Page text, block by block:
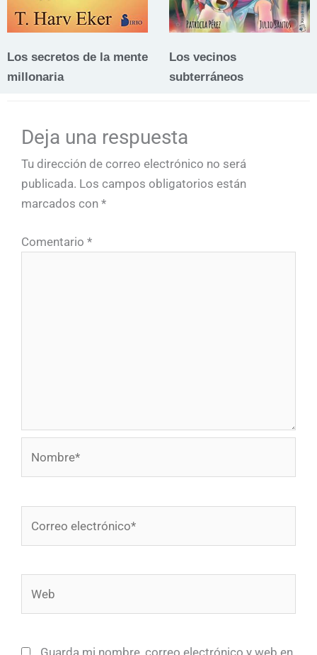
Los secretos de la mente
millonaria
Los vecinos
subterráneos
Deja una respuesta
Tu dirección de correo electrónico no será
publicada. Los campos obligatorios están
marcados con *
Comentario *
electrónico*